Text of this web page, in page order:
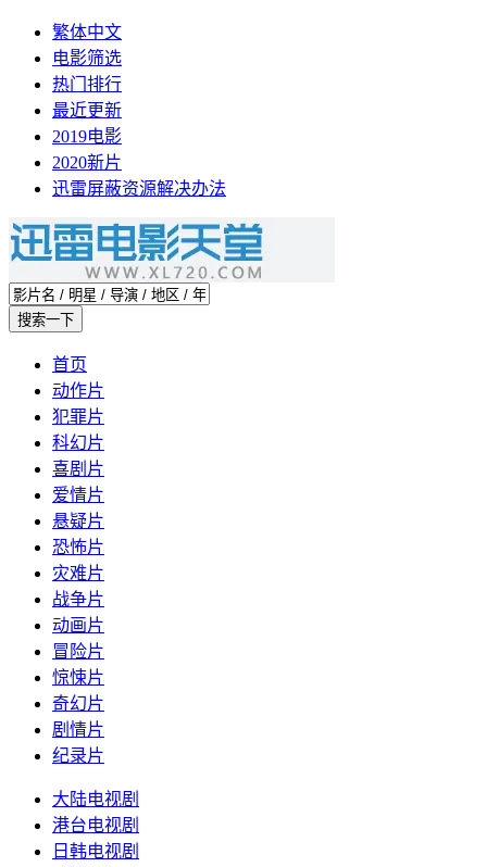
繁体中文
电影筛选
热门排行
最近更新
2019电影
2020新片
迅雷屏蔽资源解决办法
首页
动作片
犯罪片
科幻片
喜剧片
爱情片
悬疑片
恐怖片
灾难片
战争片
动画片
冒险片
惊悚片
奇幻片
剧情片
纪录片
大陆电视剧
港台电视剧
日韩电视剧